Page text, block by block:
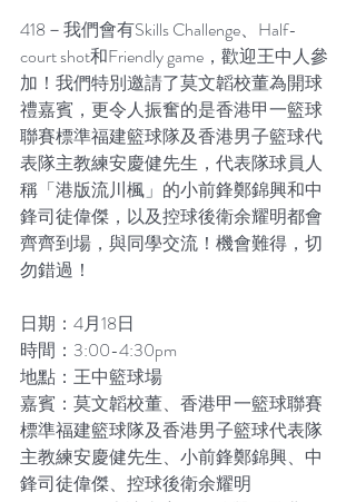
418－我們會有Skills Challenge、Half-
court shot和Friendly game，歡迎王中人參
加！我們特別邀請了莫文韜校董為開球
禮嘉賓，更令人振奮的是香港甲一籃球
聯賽標準福建籃球隊及香港男子籃球代
表隊主教練安慶健先生，代表隊球員人
稱「港版流川楓」的小前鋒鄭錦興和中
鋒司徒偉傑，以及控球後衛余耀明都會
齊齊到場，與同學交流！機會難得，切
勿錯過！
日期：4月18日
時間：3:00-4:30pm
地點：王中籃球場
嘉賓：莫文韜校董、香港甲一籃球聯賽
標準福建籃球隊及香港男子籃球代表隊
主教練安慶健先生、小前鋒鄭錦興、中
鋒司徒偉傑、控球後衛余耀明